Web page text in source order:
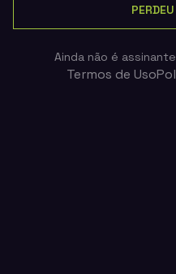
Ainda não é
Termos de Uso